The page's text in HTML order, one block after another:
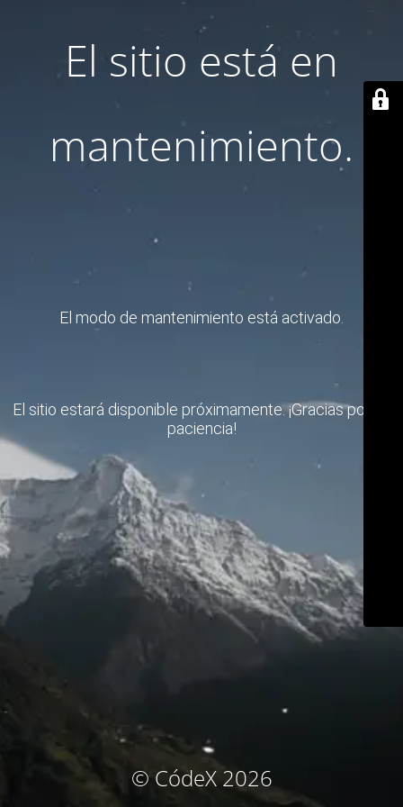
El sitio está en
mantenimiento.
El modo de mantenimiento está activado.
El sitio estará disponible próximamente. ¡Gracias por su
paciencia!
© CódeX 2026